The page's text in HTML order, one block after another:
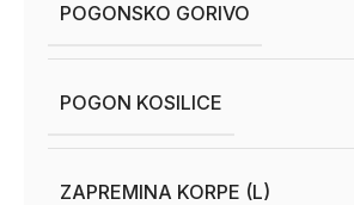
POGONSKO GORIVO
POGON KOSILICE
ZAPREMINA KORPE (L)